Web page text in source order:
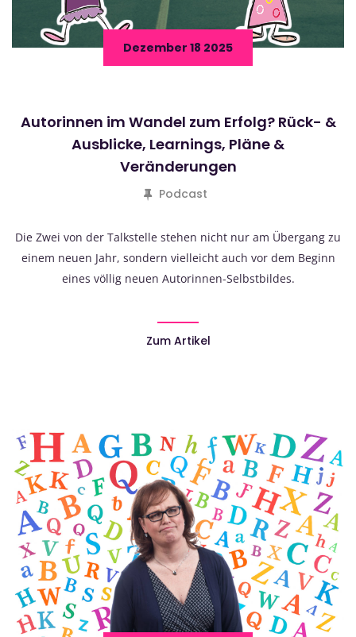
Dezember 18 2025
Autorinnen im Wandel zum Erfolg? Rück- &
Ausblicke, Learnings, Pläne &
Veränderungen
Podcast
Die Zwei von der Talkstelle stehen nicht nur am Übergang zu
einem neuen Jahr, sondern vielleicht auch vor dem Beginn
eines völlig neuen Autorinnen-Selbstbildes.
Zum Artikel